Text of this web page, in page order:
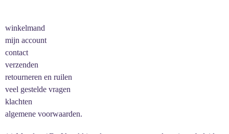
winkelmand
mijn account
contact
verzenden
retourneren en ruilen
veel gestelde vragen
klachten
algemene voorwaarden.